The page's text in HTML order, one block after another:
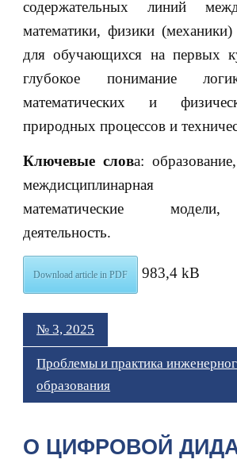
содержательных линий
математики, физики
для обучающихся на первых
глубокое понимание
математических и
природных процессов и
Ключевые слова:
междисциплинарная
математические
деятельность.
Download article in PDF 983,4 kB
№ 3, 2025
Проблемы и практика
образования
О ЦИФРОВОЙ